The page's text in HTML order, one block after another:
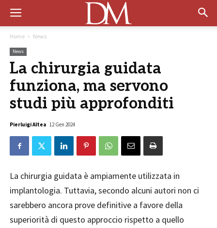
Home News
News
La chirurgia guidata
funziona, ma servono
studi più approfonditi
Pierluigi Altea 12 Gen 2024
La chirurgia guidata è ampiamente utilizzata in
implantologia. Tuttavia, secondo alcuni autori non ci
sarebbero ancora prove definitive a favore della
superiorità di questo approccio rispetto a quello